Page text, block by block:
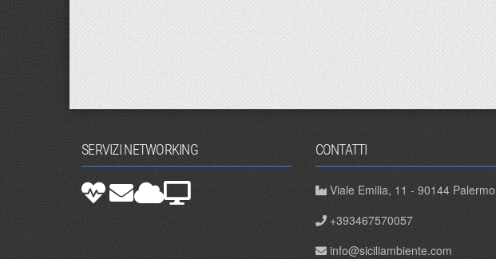
SERVIZI NETWORKING CONTATTI
Viale Emilia, 11 - 90144 Palermo
+393467570057
info@siciliambiente.com